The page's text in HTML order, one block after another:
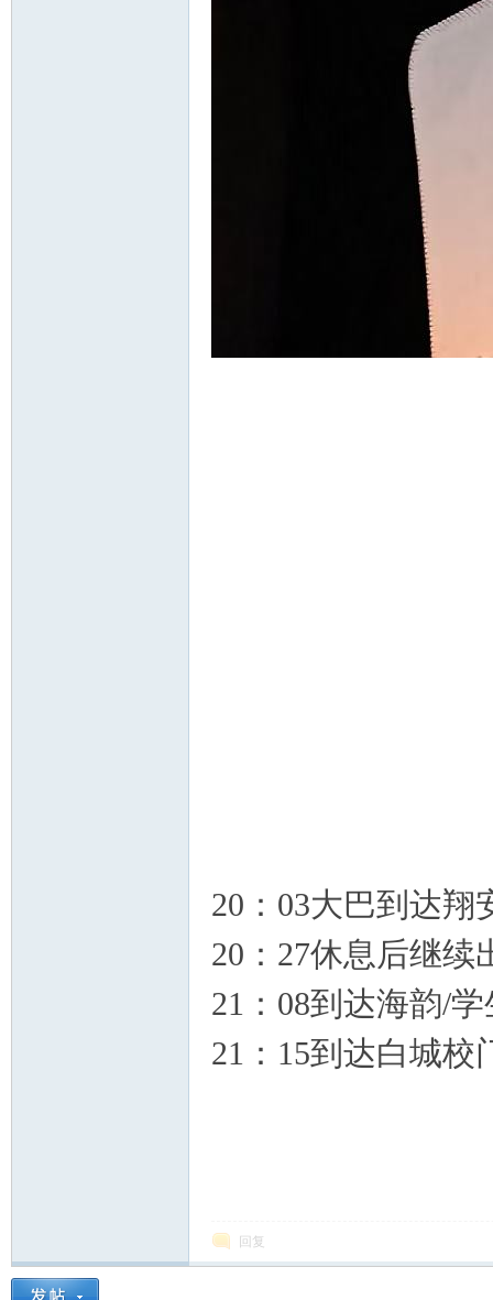
20：03大巴到达翔
20：27休息后继续
21：08到达海韵/
21：15到达白城校
回复